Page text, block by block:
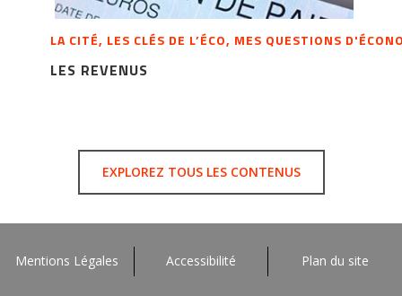
LA CITÉ, LES CLÉS DE L’ÉCO, MES QUESTIONS
LES REVENUS
EXPLOREZ TOUS LES CONTENUS
Mentions Légales Accessibilité Plan du site